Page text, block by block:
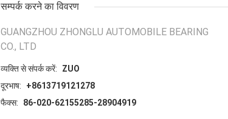
सम्पर्क करने का विवरण
GUANGZHOU ZHONGLU AUTOMOBILE BEARING
CO., LTD
व्यक्ति से संपर्क करें:
ZUO
दूरभाष:
+8613719121278
फैक्स:
86-020-62155285-28904919